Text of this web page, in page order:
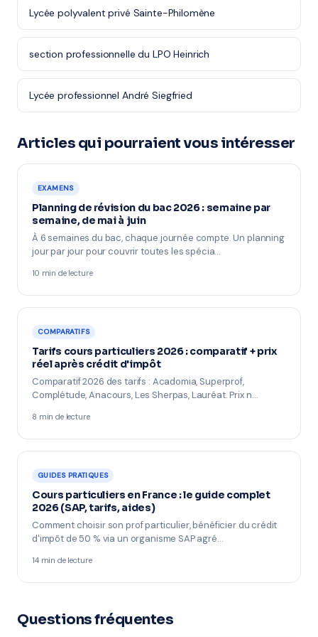
Lycée polyvalent privé Sainte-Philomène
section professionnelle du LPO Heinrich
Lycée professionnel André Siegfried
Articles qui pourraient vous intéresser
EXAMENS
Planning de révision du bac 2026 : semaine par
semaine, de mai à juin
À 6 semaines du bac, chaque journée compte. Un planning
jour par jour pour couvrir toutes les spécia…
10 min de lecture
COMPARATIFS
Tarifs cours particuliers 2026 : comparatif + prix
réel après crédit d'impôt
Comparatif 2026 des tarifs : Acadomia, Superprof,
Complétude, Anacours, Les Sherpas, Lauréat. Prix n…
8 min de lecture
GUIDES PRATIQUES
Cours particuliers en France : le guide complet
2026 (SAP, tarifs, aides)
Comment choisir son prof particulier, bénéficier du crédit
d'impôt de 50 % via un organisme SAP agré…
14 min de lecture
Questions fréquentes